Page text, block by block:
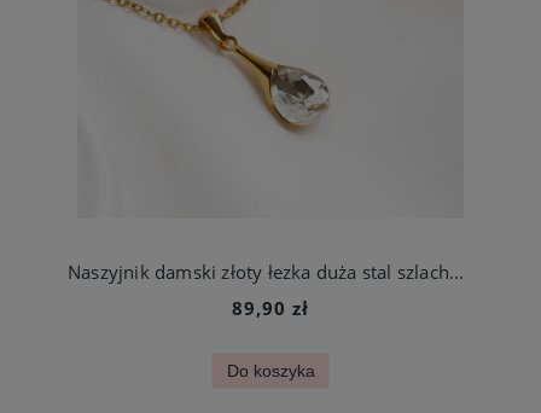
Naszyjnik damski złoty łezka duża stal szlachetna
89,90 zł
Do koszyka